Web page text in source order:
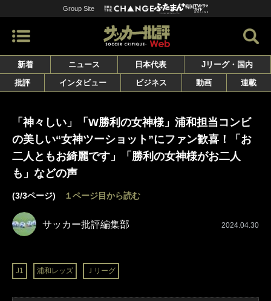
Group Site
新着 ニュース 日本代表
Jリーグ・国内
批評
インタビュー ビジネス 動画 連載
「神々しい」「W勝利の女神様」浦和担当コンビ
の美しい“女神ツーショット”にファン歓喜！「お
二人ともお綺麗です」「勝利の女神様がお二人
も」などの声
(3/3ページ) １ページ目から読む
サッカー批評編集部 2024.04.30
J1 浦和レッズ Ｊリーグ